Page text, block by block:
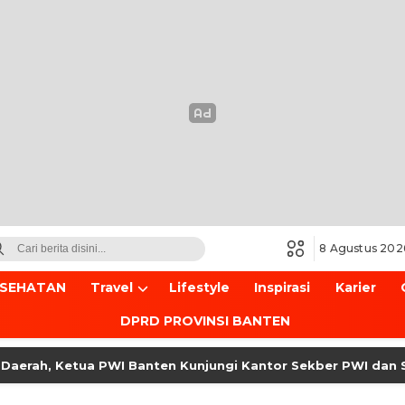
8 Agustus
Travel Lifestyle Inspirasi Karier
DPRD PROVINSI BANTEN
Ketua PWI Banten Kunjungi Kantor Sekber PWI dan